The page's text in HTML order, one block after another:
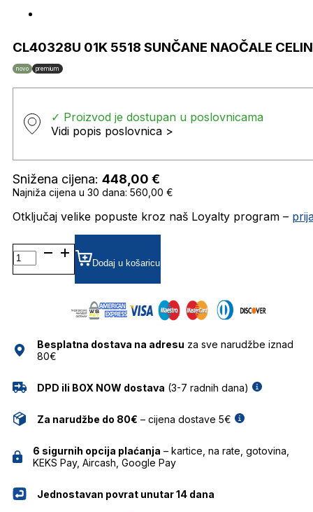
CL40328U 01K 5518 SUNČANE NAOČALE
novo premium
✓ Proizvod je dostupan u poslovnicama
Vidi popis poslovnica >
Snižena cijena: 448,00 €
Najniža cijena u 30 dana: 560,00 €
Otključaj velike popuste kroz naš Loyalty program –
CL40328U
01K
5518
Dodaj u košaricu
Besplatna dostava na adresu za sve narudžbe iznad
80€
DPD ili BOX NOW dostava (3-7 radnih dana)
Za narudžbe do 80€ – cijena dostave 5€
6 sigurnih opcija plaćanja – kartice, na rate, gotovina,
KEKS Pay, Aircash, Google Pay
Jednostavan povrat unutar 14 dana